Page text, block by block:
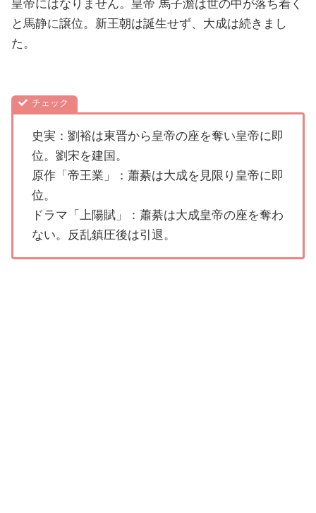
皇帝にはなりません。皇帝 馬子澹は世の中が落ち着く
と馬静に譲位。新王朝は誕生せず、大成は続きまし
た。
史実：劉裕は東晋から皇帝の座を奪い皇帝に即
位。劉宋を建国。
原作「帝王業」：蕭綦は大成を見限り皇帝に即
位。
ドラマ「上陽賦」：蕭綦は大成皇帝の座を奪わ
ない。反乱鎮圧後は引退。